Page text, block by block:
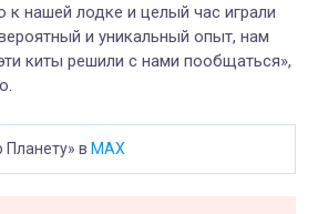
нашей лодке и целый час играли
и уникальный опыт, нам
киты решили с нами пообщаться»,
в MAX